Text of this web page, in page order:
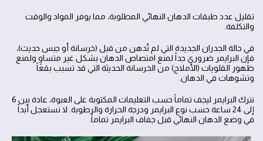
تقليل عدد طبقات الدهان النهائي المطلوبة، مما يوفر المواد والوقت
والتكلفة.
في حالة الجدران الجديدة التي لم تُدهن من قبل (خرسانة أو جبس حديث)،
فإن البرايمر ضروري جداً لمنع امتصاص الدهان بشكل غير متساوٍ ولمنع
ظهور القلويات (الأملاح) من الخرسانة الحديثة التي قد تسبب بقعاً
وتشوهات في الدهان.
نترك البرايمر ليجف تماماً حسب التعليمات المكتوبة على العبوة، عادة بين 6
إلى 24 ساعة حسب نوع البرايمر ودرجة الحرارة والرطوبة. لا نستعجل أبداً
في وضع الدهان النهائي قبل جفاف البرايمر تماماً.